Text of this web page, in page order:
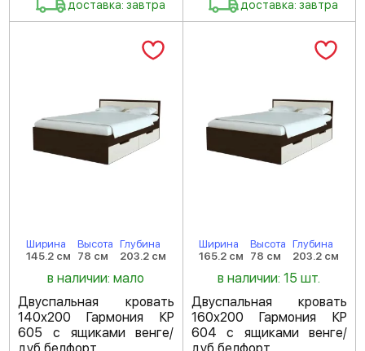
доставка: завтра доставка: завтра
Ширина
145.2 см
Высота
78 см
Глубина
203.2 см
в наличии: мало
Двуспальная кровать
140х200 Гармония КР
605 с ящиками венге/
Ширина
165.2 см
Высота
78 см
Глубина
203.2 см
в наличии: 15 шт.
Двуспальная кровать
160х200 Гармония КР
604 с ящиками венге/